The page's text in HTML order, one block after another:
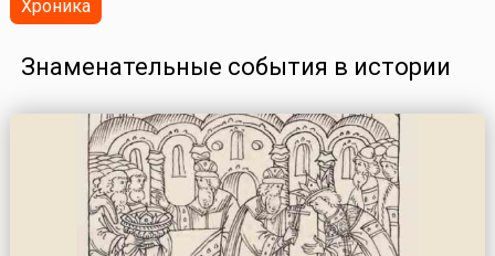
Хроника
Знаменательные события в истории